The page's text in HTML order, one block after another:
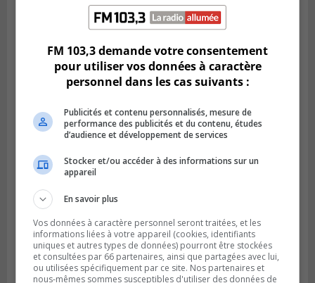
GREENFIELD PARK
Publié le 6 août 2026 à 13h45
Greenfield Park veut s’armer contre les
fortes
pluies
SAINT-HUBERT
Publié le 6 août 2026 à 09h39
FM 103,3 demande votre consentement
pour utiliser vos données à caractère
personnel dans les cas suivants :
Publicités et contenu personnalisés, mesure de
performance des publicités et du contenu, études
d’audience et développement de services
Stocker et/ou accéder à des informations sur un
appareil
En savoir plus
Vos données à caractère personnel seront traitées, et les
informations liées à votre appareil (cookies, identifiants
uniques et autres types de données) pourront être stockées
et consultées par 66 partenaires, ainsi que partagées avec lui,
ou utilisées spécifiquement par ce site. Nos partenaires et
nous-mêmes sommes susceptibles d'utiliser des données de